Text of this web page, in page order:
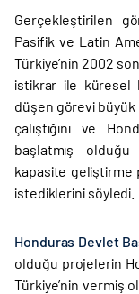
Gerçekleştirilen
Pasifik ve Latin
Türkiye’nin 2002
istikrar ile küresel
düşen görevi
çalıştığını ve
başlatmış
kapasite geliştirme
istediklerini söyledi.
Honduras Devlet
olduğu projelerin
Türkiye’nin vermiş